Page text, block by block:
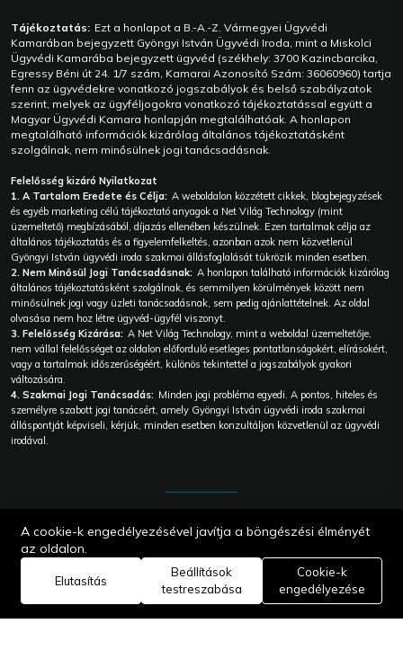
Tájékoztatás: Ezt a honlapot a B.-A.-Z. Vármegyei Ügyvédi
Kamarában bejegyzett Gyöngyi István Ügyvédi Iroda, mint a Miskolci
Ügyvédi Kamarába bejegyzett ügyvéd (székhely: 3700 Kazincbarcika,
Egressy Béni út 24. 1/7 szám, Kamarai Azonosító Szám: 36060960) tartja
fenn az ügyvédekre vonatkozó jogszabályok és belső szabályzatok
szerint, melyek az ügyféljogokra vonatkozó tájékoztatással együtt a
Magyar Ügyvédi Kamara honlapján megtalálhatóak. A honlapon
megtalálható információk kizárólag általános tájékoztatásként
szolgálnak, nem minősülnek jogi tanácsadásnak.
Felelősség kizáró Nyilatkozat
1. A Tartalom Eredete és Célja: A weboldalon közzétett cikkek, blogbejegyzések
és egyéb marketing célú tájékoztató anyagok a Net Világ Technology (mint
üzemeltető) megbízásából, díjazás ellenében készülnek. Ezen tartalmak célja az
általános tájékoztatás és a figyelemfelkeltés, azonban azok nem közvetlenül
Gyöngyi István ügyvédi iroda szakmai állásfoglalását tükrözik minden esetben.
2. Nem Minősül Jogi Tanácsadásnak: A honlapon található információk kizárólag
általános tájékoztatásként szolgálnak, és semmilyen körülmények között nem
minősülnek jogi vagy üzleti tanácsadásnak, sem pedig ajánlattételnek. Az oldal
olvasása nem hoz létre ügyvéd-ügyfél viszonyt.
3. Felelősség Kizárása: A Net Világ Technology, mint a weboldal üzemeltetője,
nem vállal felelősséget az oldalon előforduló esetleges pontatlanságokért, elírásokért,
vagy a tartalmak időszerűségéért, különös tekintettel a jogszabályok gyakori
változására.
4. Szakmai Jogi Tanácsadás: Minden jogi probléma egyedi. A pontos, hiteles és
személyre szabott jogi tanácsért, amely Gyöngyi István ügyvédi iroda szakmai
álláspontját képviseli, kérjük, minden esetben konzultáljon közvetlenül az ügyvédi
irodával.
Gyöngyi
Ügyvédi iroda
| Webes
megoldás |
Core:
Edit Master |
A cookie-k engedélyezésével javítja a böngészési élményét
az oldalon.
Elutasítás
Beállítások
testreszabása
Cookie-k
engedélyezése